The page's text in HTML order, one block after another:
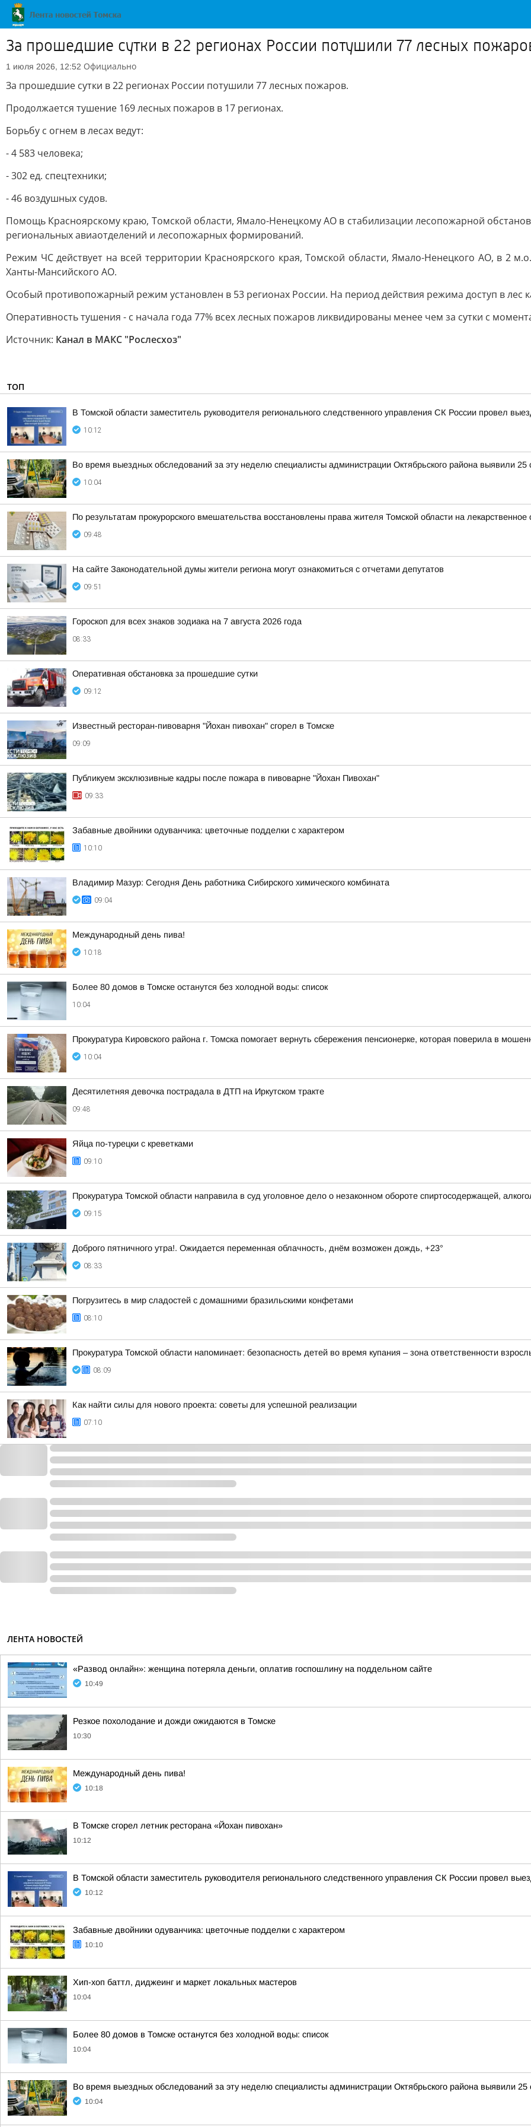
За прошедшие сутки в 22 регионах России потушили 77 лесных
1 июля 2026, 12:52 Официально
За прошедшие сутки в 22 регионах России потушили 77 лесных пожаров.
Продолжается тушение 169 лесных пожаров в 17 регионах.
Борьбу с огнем в лесах ведут:
- 4 583 человека;
- 302 ед. спецтехники;
- 46 воздушных судов.
Помощь Красноярскому краю, Томской области, Ямало-Ненецкому АО в стабилизации лесопожарной
региональных авиаотделений и лесопожарных формирований.
Режим ЧС действует на всей территории Красноярского края, Томской области, Ямало-Ненецкого АО, в 2
Ханты-Мансийского АО.
Особый противопожарный режим установлен в 53 регионах России. На период действия режима доступ в лес
Оперативность тушения - с начала года 77% всех лесных пожаров ликвидированы менее чем за сутки с
Источник: Канал в МАКС "Рослесхоз"
ТОП
В Томской области заместитель руководителя регионального следственного управления СК России провел
10:12
Во время выездных обследований за эту неделю специалисты администрации Октябрьского района выявили 25
10:04
По результатам прокурорского вмешательства восстановлены права жителя Томской области на
09:48
На сайте Законодательной думы жители региона могут ознакомиться с отчетами депутатов
09:51
Гороскоп для всех знаков зодиака на 7 августа 2026 года
08:33
Оперативная обстановка за прошедшие сутки
09:12
Известный ресторан-пивоварня "Йохан пивохан" сгорел в Томске
09:09
Публикуем эксклюзивные кадры после пожара в пивоварне "Йохан Пивохан"
09:33
Забавные двойники одуванчика: цветочные подделки с характером
10:10
Владимир Мазур: Сегодня День работника Сибирского химического комбината
09:04
Международный день пива!
10:18
Более 80 домов в Томске останутся без холодной воды: список
10:04
Прокуратура Кировского района г. Томска помогает вернуть сбережения пенсионерке, которая поверила в
10:04
Десятилетняя девочка пострадала в ДТП на Иркутском тракте
09:48
Яйца по-турецки с креветками
09:10
Прокуратура Томской области направила в суд уголовное дело о незаконном обороте спиртосодержащей,
09:15
Доброго пятничного утра!. Ожидается переменная облачность, днём возможен дождь, +23°
08:33
Погрузитесь в мир сладостей с домашними бразильскими конфетами
08:10
Прокуратура Томской области напоминает: безопасность детей во время купания – зона ответственности
08:09
Как найти силы для нового проекта: советы для успешной реализации
07:10
ЛЕНТА НОВОСТЕЙ
«Развод онлайн»: женщина потеряла деньги, оплатив госпошлину на поддельном сайте
10:49
Резкое похолодание и дожди ожидаются в Томске
10:30
Международный день пива!
10:18
В Томске сгорел летник ресторана «Йохан пивохан»
10:12
В Томской области заместитель руководителя регионального следственного управления СК России провел
10:12
Забавные двойники одуванчика: цветочные подделки с характером
10:10
Хип-хоп баттл, диджеинг и маркет локальных мастеров
10:04
Более 80 домов в Томске останутся без холодной воды: список
10:04
Во время выездных обследований за эту неделю специалисты администрации Октябрьского района выявили 25
10:04